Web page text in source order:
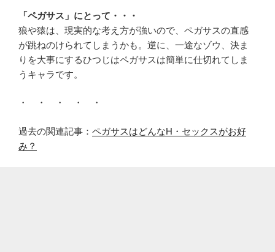
「ペガサス」にとって・・・
狼や猿は、現実的な考え方が強いので、ペガサスの直感
が跳ねのけられてしまうかも。逆に、一途なゾウ、決ま
りを大事にするひつじはペガサスは簡単に仕切れてしま
うキャラです。
・ ・ ・ ・ ・
過去の関連記事： ペガサスはどんなH・セックスがお好
み？